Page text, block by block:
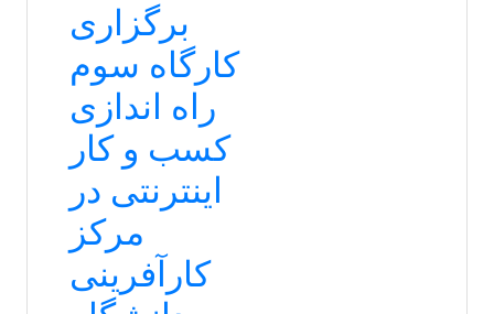
برگزاری
کارگاه سوم
راه اندازی
کسب و کار
اینترنتی در
مرکز
کارآفرینی